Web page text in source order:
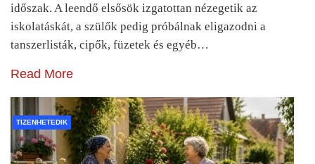
időszak. A leendő elsősök izgatottan nézegetik az
iskolatáskát, a szülők pedig próbálnak eligazodni a
tanszerlisták, cipők, füzetek és egyéb…
Read More
TIZENHETEDIK